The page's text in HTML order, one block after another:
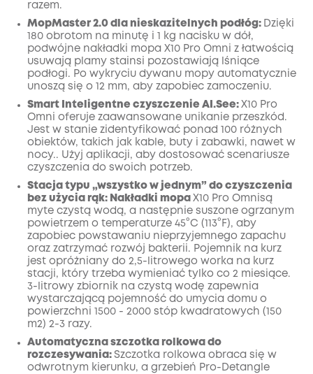
razem.
MopMaster 2.0 dla nieskazitelnych podłóg: Dzięki
180 obrotom na minutę i 1 kg nacisku w dół,
podwójne nakładki mopa X10 Pro Omni
z łatwością
usuwają plamy stains i pozostawiają lśniące
podłogi. Po wykryciu dywanu mopy automatycznie
unoszą się o 12 mm, aby zapobiec zamoczeniu.
Smart Inteligentne czyszczenie AI.See: X10 Pro
Omni
oferuje zaawansowane unikanie przeszkód.
Jest w stanie zidentyfikować ponad 100 różnych
obiektów, takich jak kable, buty i zabawki, nawet w
nocy.. Użyj aplikacji, aby dostosować scenariusze
czyszczenia do swoich potrzeb.
Stacja typu „wszystko w jednym” do czyszczenia
bez użycia rąk: Nakładki mopa X10 Pro Omni są
myte czystą wodą, a następnie suszone ogrzanym
powietrzem o temperaturze 45°C (113°F), aby
zapobiec powstawaniu nieprzyjemnego zapachu
oraz zatrzymać rozwój bakterii. Pojemnik na kurz
jest opróżniany do 2,5-litrowego worka na kurz
stacji, który trzeba wymieniać tylko co 2 miesiące.
3-litrowy zbiornik na czystą wodę zapewnia
wystarczającą pojemność do umycia domu o
powierzchni 1500 - 2000 stóp kwadratowych (150
m2) 2-3 razy.
Automatyczna szczotka rolkowa do
rozczesywania: Szczotka rolkowa obraca się w
odwrotnym kierunku, a grzebień Pro-Detangle